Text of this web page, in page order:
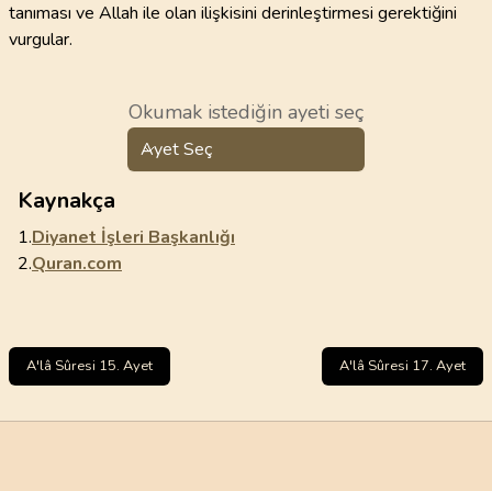
tanıması ve Allah ile olan ilişkisini derinleştirmesi gerektiğini
vurgular.
Okumak istediğin ayeti seç
Ayet Seç
Kaynakça
1.Diyanet İşleri Başkanlığı
2.Quran.com
A'lâ Sûresi 15. Ayet A'lâ Sûresi 17. Ayet